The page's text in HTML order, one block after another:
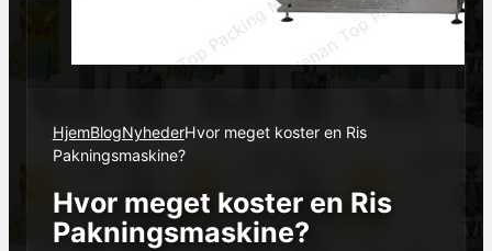
HjemBlogNyhederHvor meget koster en Ris
Pakningsmaskine?
Hvor meget koster en Ris
Pakningsmaskine?